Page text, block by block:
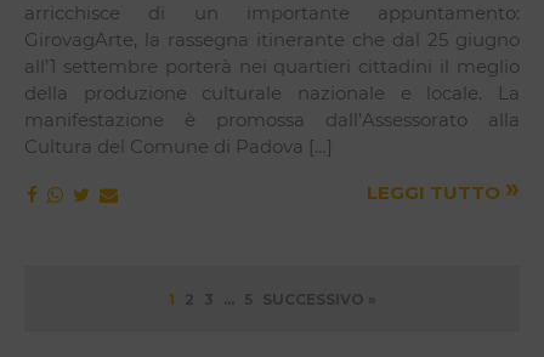
arricchisce di un importante appuntamento:
GirovagArte, la rassegna itinerante che dal 25 giugno
all’1 settembre porterà nei quartieri cittadini il meglio
della produzione culturale nazionale e locale. La
manifestazione è promossa dall’Assessorato alla
Cultura del Comune di Padova […]
LEGGI TUTTO »
Paginazione
1 2 3 5 SUCCESSIVO »